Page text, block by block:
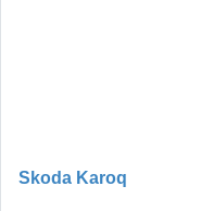
Skoda Karoq